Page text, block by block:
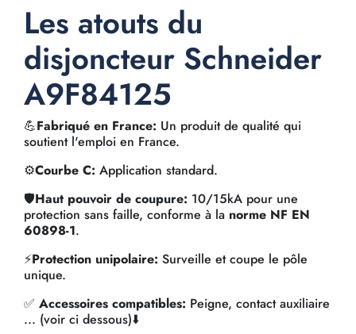
Les atouts du
disjoncteur Schneider
A9F84125
💪Fabriqué en France: Un produit de qualité qui
soutient l'emploi en France.
⚙️Courbe C: Application standard.
🛡️Haut pouvoir de coupure: 10/15kA pour une
protection sans faille, conforme à la norme NF EN
60898-1.
⚡Protection unipolaire: Surveille et coupe le pôle
unique.
✅ Accessoires compatibles: Peigne, contact auxiliaire
... (voir ci dessous)⬇️